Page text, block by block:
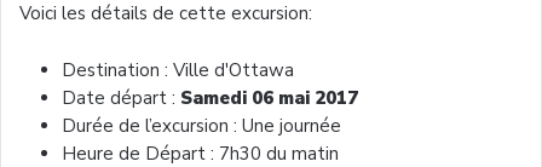
Voici les détails de cette excursion:
Destination : Ville d'Ottawa
Date départ : Samedi 06 mai 2017
Durée de l’excursion : Une journée
Heure de Départ : 7h30 du matin